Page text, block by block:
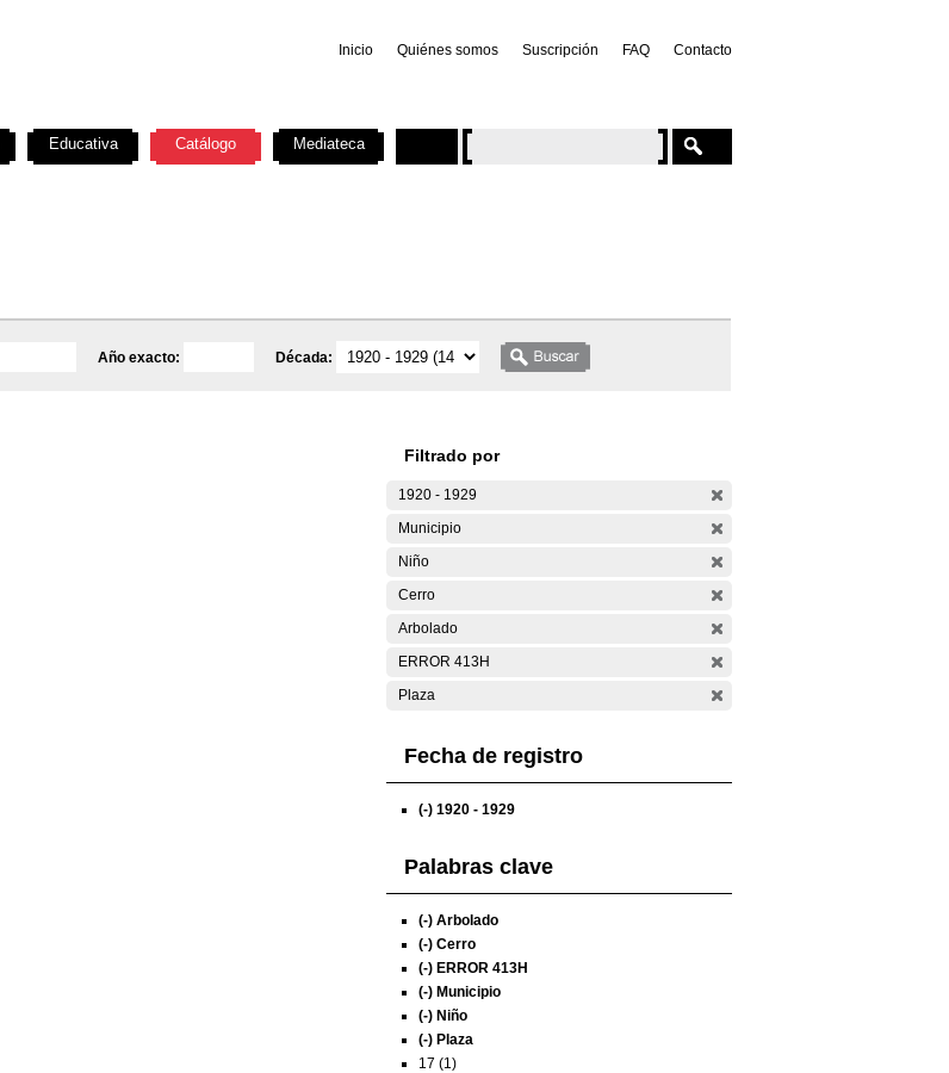
Inicio Quiénes somos Suscripción FAQ Contacto
Año exacto: Década:
Filtrado por
1920 - 1929
Municipio
Niño
Cerro
Arbolado
ERROR 413H
Plaza
Fecha de registro
(-) 1920 - 1929
Palabras clave
(-) Arbolado
(-) Cerro
(-) ERROR 413H
(-) Municipio
(-) Niño
(-) Plaza
17 (1)
Educativa Catálogo Mediateca